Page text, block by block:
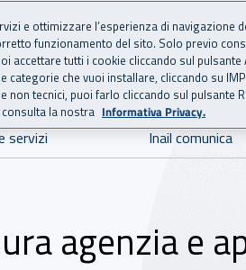
per
servizi Inail comunica
agenzia e
e ottimizzare l’esperienza di navigazione
funzionamento del sito. Solo previo
tutti i cookie cliccando sul pulsante
che vuoi installare, cliccando su
tecnici, puoi farlo cliccando sul pulsante
la nostra Informativa Privacy.